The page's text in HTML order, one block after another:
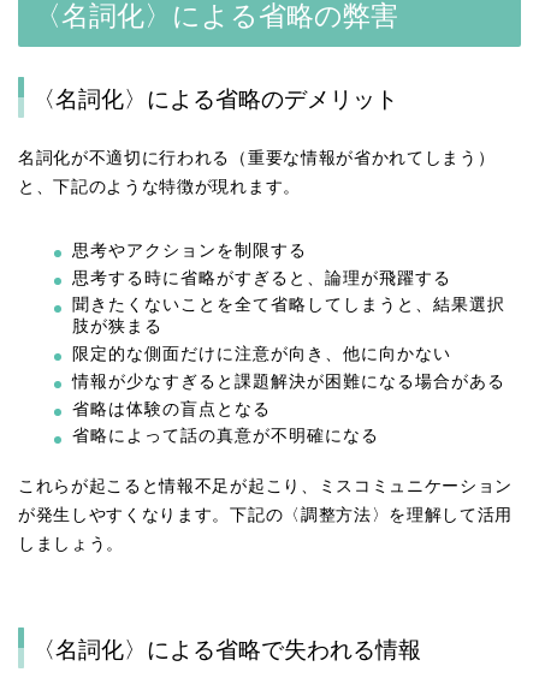
〈名詞化〉による省略の弊害
〈名詞化〉による省略のデメリット
名詞化が不適切に行われる（重要な情報が省かれてしまう）
と、下記のような特徴が現れます。
思考やアクションを制限する
思考する時に省略がすぎると、論理が飛躍する
聞きたくないことを全て省略してしまうと、結果選択
肢が狭まる
限定的な側面だけに注意が向き、他に向かない
情報が少なすぎると課題解決が困難になる場合がある
省略は体験の盲点となる
省略によって話の真意が不明確になる
これらが起こると情報不足が起こり、ミスコミュニケーション
が発生しやすくなります。下記の〈調整方法〉を理解して活用
しましょう。
〈名詞化〉による省略で失われる情報